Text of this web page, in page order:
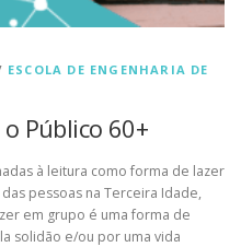
ESCOLA DE ENGENHARIA DE
Público 60+
à leitura como forma de lazer
pessoas na Terceira Idade,
em grupo é uma forma de
solidão e/ou por uma vida